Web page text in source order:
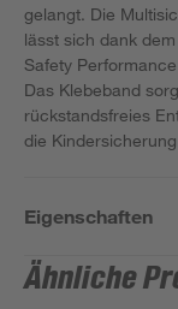
gelangt. Die
lässt sich dank
Safety
Das Klebeband
rückstandsfreies
die
Eigenschaften
Ähnliche